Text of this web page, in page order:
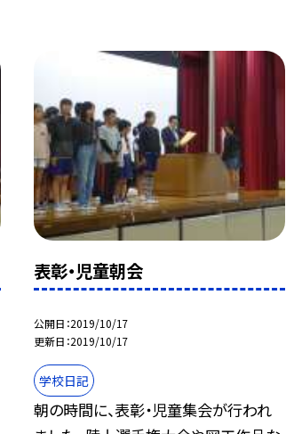
表彰・児童朝会
公開日 2019/10/17
更新日 2019/10/17
学校日記
朝の時間に、表彰・児童集会が行われ